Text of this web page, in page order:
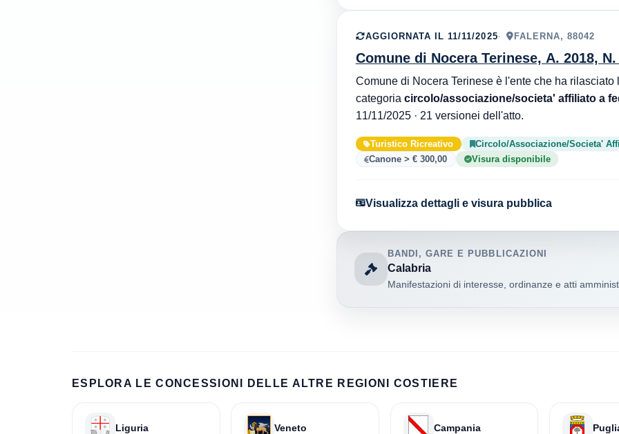
AGGIORNATA IL 11/11/2025 FALERNA, 88042
Comune di Nocera Terinese, A. 2018, N.
categoria circolo/associazione/societa' affiliato a
11/11/2025 · 21 versionei dell'atto.
Turistico Ricreativo
Circolo/Associazione/Societa'
Canone > € 300,00
Visura disponibile
Visualizza dettagli e visura pubblica
BANDI, GARE E PUBBLICAZIONI
Calabria
Manifestazioni di interesse, ordinanze e atti
ESPLORA LE CONCESSIONI DELLE ALTRE REGIONI COSTIERE
Liguria Veneto Campania